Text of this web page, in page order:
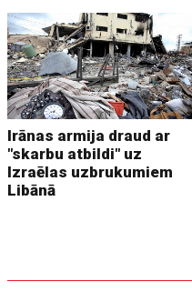
Irānas armija draud ar
"skarbu atbildi" uz
Izraēlas uzbrukumiem
Libānā